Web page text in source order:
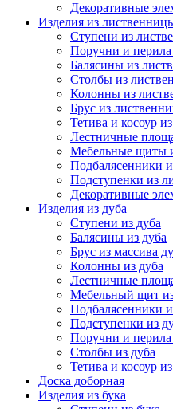
Декоративные
Изделия из
Ступени из
Поручни и
Балясины из
Столбы из
Колонны из
Брус из
Тетива и косоур
Лестничные
Мебельные щиты
Подбалясенники
Подступенки из
Декоративные
Изделия из дуба
Ступени из дуба
Балясины из дуба
Брус из массива
Колонны из дуба
Лестничные
Мебельный щит
Подбалясенники
Подступенки из
Поручни и перила
Столбы из дуба
Тетива и косоур
Доска доборная
Изделия из бука